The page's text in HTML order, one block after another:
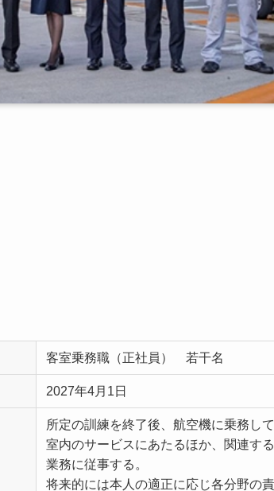
客室乗務職（正社員） 若干名
2027年4月1日
所定の訓練を終了後、航空機に乗務し
室内のサービスにあたるほか、関連す
業務に従事する。
将来的には本人の適正に応じ各分野の